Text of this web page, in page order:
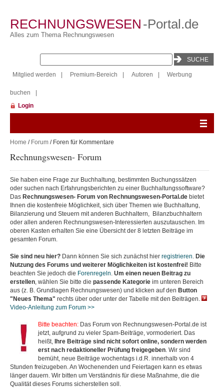
RECHNUNGSWESEN -Portal.de
Alles zum Thema Rechnungswesen
Mitglied werden Premium-Bereich Autoren Werbung
buchen
Login
Home / Forum / Foren für Kommentare
Rechnungswesen- Forum
Sie haben eine Frage zur Buchhaltung, bestimmten Buchungssätzen
oder suchen nach Erfahrungsberichten zu einer Buchhaltungssoftware?
Das Rechnungswesen- Forum von Rechnungswesen-Portal.de bietet
Ihnen die kostenfreie Möglichkeit, sich über Themen wie Buchhaltung,
Bilanzierung und Steuern mit anderen Buchhaltern, Bilanzbuchhaltern
oder allen anderen Rechnungswesen-Interessierten auszutauschen. Im
oberen Kasten erhalten Sie eine Übersicht der 8 letzten Beiträge im
gesamten Forum.
Sie sind neu hier? Dann können Sie sich zunächst hier registrieren. Die
Nutzung des Forums und weiterer Möglichkeiten ist kostenfrei! Bitte
beachten Sie jedoch die Forenregeln. Um einen neuen Beitrag zu
erstellen, wählen Sie bitte die passende Kategorie im unteren Bereich
aus (z. B. Grundlagen Rechnungswesen) und klicken auf den Button
"Neues Thema" rechts über oder unter der Tabelle mit den Beiträgen.
Video-Anleitung zum Forum >>
Bitte beachten: Das Forum von Rechnungswesen-Portal.de ist
jetzt, aufgrund zu vieler Spam-Beiträge, vormoderiert. Das
heißt, Ihre Beiträge sind nicht sofort online, sondern werden
erst nach redaktioneller Prüfung freigegeben. Wir sind
bemüht, neue Beiträge wochentags i.d.R. innerhalb von 4
Stunden freizugeben. An Wochenenden und Feiertagen kann es etwas
länger dauern. Wir bitten um Verständnis für diese Maßnahme, die die
Qualität dieses Forums sicherstellen soll.